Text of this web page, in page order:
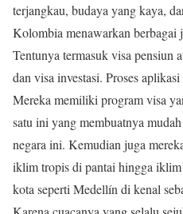
terjangkau, budaya yang kaya,
Kolombia menawarkan berbagai
Tentunya termasuk visa pensiun
dan visa investasi. Proses
Mereka memiliki program visa
satu ini yang membuatnya
negara ini. Kemudian juga
iklim tropis di pantai hingga
kota seperti Medellín di kenal